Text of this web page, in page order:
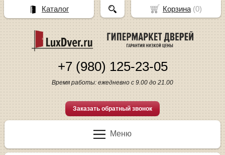
+7 (980) 125-23-05
Время работы: ежедневно с 9.00 до 21.00
Заказать обратный звонок
Меню
Корзина(0)
Каталог